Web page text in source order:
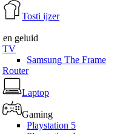
Tosti ijzer
en geluid
TV
Samsung The Frame
Router
Laptop
Gaming
Playstation 5